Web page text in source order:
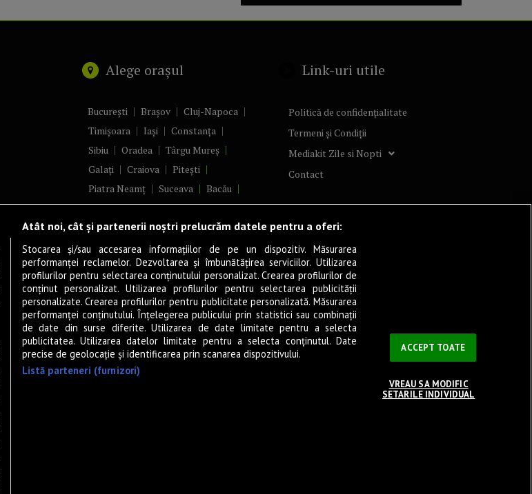
Alege orașul
București Brașov
Cluj-Napoca
Timișoara
Iași
Constanța
Sibiu
Oradea
Târgu Mureș
Galați
Craiova
Pitești
Piatra Neamț
Suceava
Bacău
Brăila
Ploiești
Râmnicu Vâlcea
Alba Iulia
Arad
Bistrița
Baia Mare
Satu Mare
Sfântu Gheorghe
Deva
Focșani
Tulcea
Târgu Jiu
Alexandria
Botoșani
Buzău Vaslui
Reșița
Târgoviște
Drobeta-Turnu Severin
Călărași
Giurgiu
Slatina
Link-uri utile
Politică de confidențialitate
Termeni și Condiții
Mediakit Zile si Nopti
Contact
Atât noi, cât și partenerii noștri prelucrăm datele pentru a oferi:
Stocarea și/sau accesarea informațiilor de pe un dispozitiv. Măsurarea
performanței reclamelor. Dezvoltarea și îmbunătățirea serviciilor. Utilizarea
profilurilor pentru selectarea conținutului personalizat. Crearea profilurilor de
conținut personalizat. Utilizarea profilurilor pentru selectarea publicității
personalizate. Crearea profilurilor pentru publicitate personalizată. Măsurarea
performanței conținutului. Înțelegerea publicului prin statistici sau combinații
de date din surse diferite. Utilizarea de date limitate pentru a selecta
publicitatea. Utilizarea datelor limitate pentru a selecta conținutul. Date
precise de geolocație și identificarea prin scanarea dispozitivului.
Listă parteneri (furnizori)
ACCEPT TOATE
VREAU SA MODIFIC
SETARILE INDIVIDUAL